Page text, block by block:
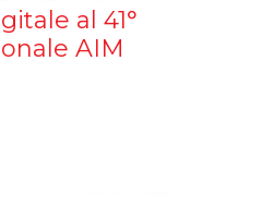
al 41°
AIM